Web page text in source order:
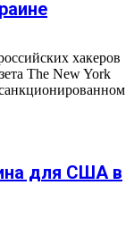
хакеров
The New York
для США в